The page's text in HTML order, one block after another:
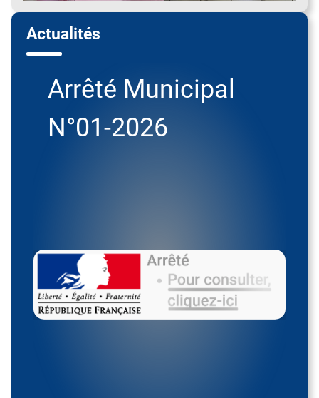
Actualités
Arrêté Municipal
N°01-2026